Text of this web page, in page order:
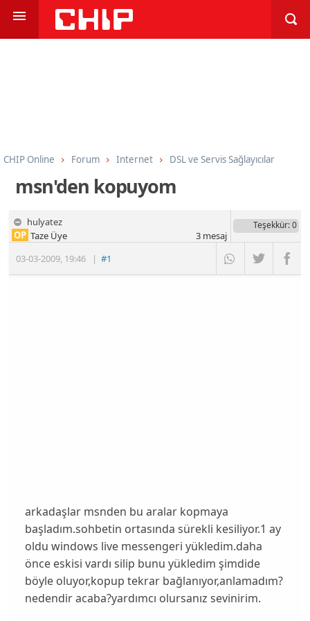
CHIP Online Forum Internet DSL ve Servis Sağlayıcılar
msn'den kopuyom
hulyatez
03-03-2009, 19:46 |#1
OP Taze Üye
Teşekkür: 0
3mesaj
arkadaşlar msnden bu aralar kopmaya
başladım.sohbetin ortasında sürekli kesiliyor.1 ay
oldu windows live messengeri yükledim.daha
önce eskisi vardı silip bunu yükledim şimdide
böyle oluyor,kopup tekrar bağlanıyor,anlamadım?
nedendir acaba?yardımcı olursanız sevinirim.